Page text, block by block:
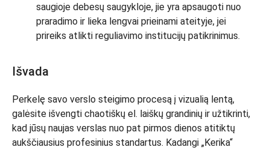
saugioje debesų saugykloje, jie yra apsaugoti nuo
praradimo ir lieka lengvai prieinami ateityje, jei
prireiks atlikti reguliavimo institucijų patikrinimus.
Išvada
Perkelę savo verslo steigimo procesą į vizualią lentą,
galėsite išvengti chaotiškų el. laiškų grandinių ir užtikrinti,
kad jūsų naujas verslas nuo pat pirmos dienos atitiktų
aukščiausius profesinius standartus. Kadangi „Kerika“